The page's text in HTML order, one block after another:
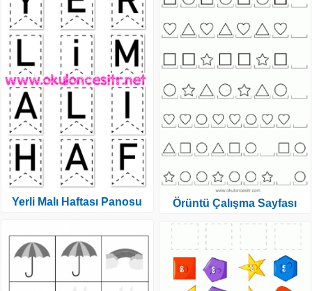
Yerli Malı Haftası Panosu Örüntü Çalışma Sayfası